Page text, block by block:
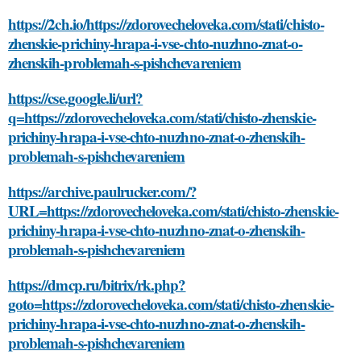
https://2ch.io/https://zdorovecheloveka.com/stati/chisto-
zhenskie-prichiny-hrapa-i-vse-chto-nuzhno-znat-o-
zhenskih-problemah-s-pishchevareniem
https://cse.google.li/url?
q=https://zdorovecheloveka.com/stati/chisto-zhenskie-
prichiny-hrapa-i-vse-chto-nuzhno-znat-o-zhenskih-
problemah-s-pishchevareniem
https://archive.paulrucker.com/?
URL=https://zdorovecheloveka.com/stati/chisto-zhenskie-
prichiny-hrapa-i-vse-chto-nuzhno-znat-o-zhenskih-
problemah-s-pishchevareniem
https://dmcp.ru/bitrix/rk.php?
goto=https://zdorovecheloveka.com/stati/chisto-zhenskie-
prichiny-hrapa-i-vse-chto-nuzhno-znat-o-zhenskih-
problemah-s-pishchevareniem